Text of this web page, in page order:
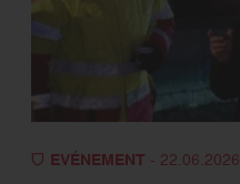
EVÉNEMENT - 22.06.2026